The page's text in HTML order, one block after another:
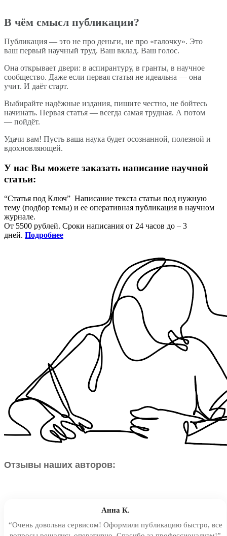
В чём смысл публикации?
Публикация — это не про деньги, не про «галочку». Это
ваш первый научный труд. Ваш вклад. Ваш голос.
Она открывает двери: в аспирантуру, в гранты, в научное
сообщество. Даже если первая статья не идеальна — она
учит. И даёт старт.
Выбирайте надёжные издания, пишите честно, не бойтесь
начинать. Первая статья — всегда самая трудная. А потом
— пойдёт.
Удачи вам! Пусть ваша наука будет осознанной, полезной и
вдохновляющей.
У нас Вы можете заказать написание научной
статьи:
“Статья под Ключ” Написание текста статьи под нужную
тему (подбор темы) и ее оперативная публикация в научном
журнале.
От 5500 рублей. Сроки написания от 24 часов до – 3
дней. Подробнее
Отзывы наших авторов:
Анна К.
“Очень довольна сервисом! Оформили публикацию быстро, все